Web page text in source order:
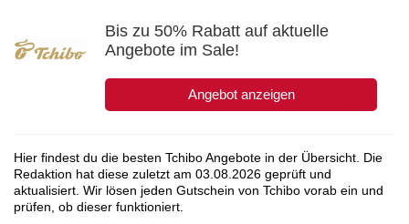
Bis zu 50% Rabatt auf aktuelle
Angebote im Sale!
Angebot anzeigen
Hier findest du die besten Tchibo Angebote in der Übersicht. Die
Redaktion hat diese zuletzt am 03.08.2026 geprüft und
aktualisiert. Wir lösen jeden Gutschein von Tchibo vorab ein und
prüfen, ob dieser funktioniert.